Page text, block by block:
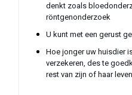
denkt zoals
röntgenonderzoek
U kunt met een gerust
Hoe jonger uw huisdier
verzekeren, des te
rest van zijn of haar leven